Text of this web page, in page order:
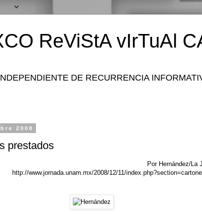
ReViStA vIrTuAl
DE RECURRENCIA
2008
prestados
Por Hernández/La
http://www.jornada.unam.mx/2008/12/11/